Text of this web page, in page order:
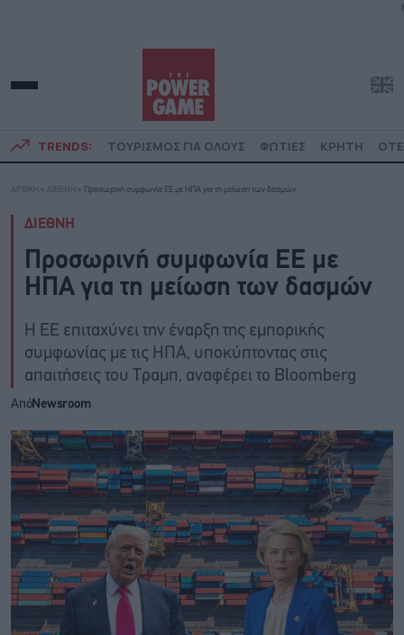
TRENDS: ΤΟΥΡΙΣΜΟΣ ΓΙΑ ΟΛΟΥΣ ΦΩΤΙΕΣ ΚΡΗΤΗ ΟΤΕ
ΑΡΧΙΚΗ » ΔΙΕΘΝΗ » Προσωρινή συμφωνία EE με ΗΠΑ για τη μείωση των δασμών
ΔΙΕΘΝΗ
Προσωρινή συμφωνία EE με
ΗΠΑ για τη μείωση των δασμών
Η ΕΕ επιταχύνει την έναρξη της εμπορικής
συμφωνίας με τις ΗΠΑ, υποκύπτοντας στις
απαιτήσεις του Τραμπ, αναφέρει το Bloomberg
ΑπόNewsroom